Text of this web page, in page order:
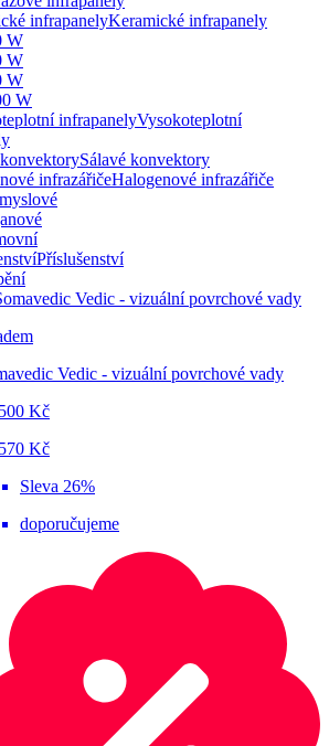
Keramické infrapanely
W
W
W
W
Vysokoteplotní
Sálavé konvektory
Halogenové infrazářiče
Příslušenství
Vedic - vizuální povrchové vady
Kč
Kč
Sleva 26%
doporučujeme